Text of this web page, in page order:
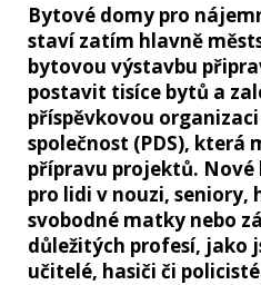
Bytové domy pro
staví zatím hlavně
bytovou výstavbu
postavit tisíce bytů a
příspěvkovou
společnost (PDS), která
přípravu projektů.
pro lidi v nouzi, seniory,
svobodné matky nebo
důležitých profesí, jako
učitelé, hasiči či